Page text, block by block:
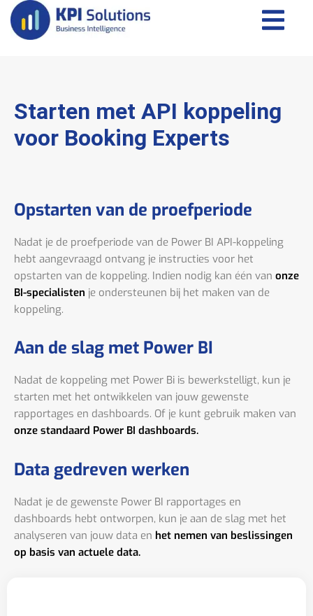
Starten met API koppeling
voor Booking Experts
Opstarten van de proefperiode
Nadat je de proefperiode van de Power BI API-koppeling
hebt aangevraagd ontvang je instructies voor het
opstarten van de koppeling. Indien nodig kan één van onze
BI-specialisten je ondersteunen bij het maken van de
koppeling.
Aan de slag met Power BI
Nadat de koppeling met Power Bi is bewerkstelligt, kun je
starten met het ontwikkelen van jouw gewenste
rapportages en dashboards. Of je kunt gebruik maken van
onze standaard Power BI dashboards.
Data gedreven werken
Nadat je de gewenste Power BI rapportages en
dashboards hebt ontworpen, kun je aan de slag met het
analyseren van jouw data en het nemen van beslissingen
op basis van actuele data.